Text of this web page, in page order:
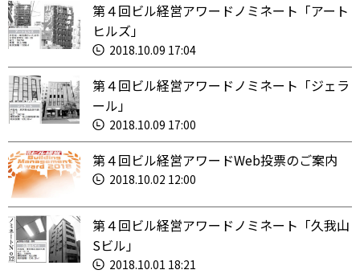
第４回ビル経営アワードノミネート「アート
ヒルズ」
2018.10.09 17:04
第４回ビル経営アワードノミネート「ジェラ
ール」
2018.10.09 17:00
第４回ビル経営アワードWeb投票のご案内
2018.10.02 12:00
第４回ビル経営アワードノミネート「久我山
Sビル」
2018.10.01 18:21